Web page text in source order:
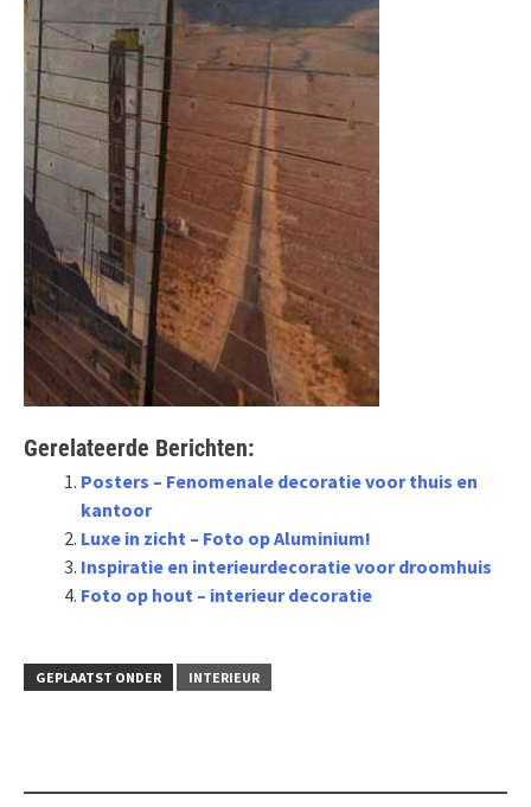
Gerelateerde Berichten:
Posters – Fenomenale decoratie voor thuis en
kantoor
Luxe in zicht – Foto op Aluminium!
Inspiratie en interieurdecoratie voor droomhuis
Foto op hout – interieur decoratie
GEPLAATST ONDER INTERIEUR